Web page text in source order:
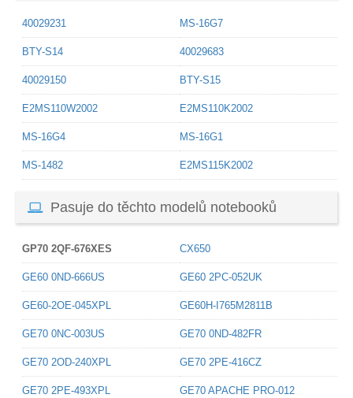
40029231 MS-16G7
BTY-S14 40029683
40029150 BTY-S15
E2MS110W2002 E2MS110K2002
MS-16G4 MS-16G1
MS-1482 E2MS115K2002
Pasuje do těchto modelů notebooků
GP70 2QF-676XES CX650
GE60 0ND-666US GE60 2PC-052UK
GE60-2OE-045XPL GE60H-I765M2811B
GE70 0NC-003US GE70 0ND-482FR
GE70 2OD-240XPL GE70 2PE-416CZ
GE70 2PE-493XPL GE70 APACHE PRO-012